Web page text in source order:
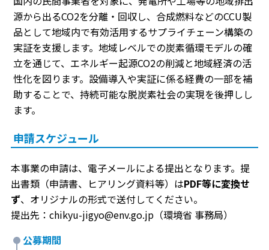
源から出るCO2を分離・回収し、合成燃料などのCCU製
品として地域内で有効活用するサプライチェーン構築の
実証を支援します。地域レベルでの炭素循環モデルの確
立を通じて、エネルギー起源CO2の削減と地域経済の活
性化を図ります。設備導入や実証に係る経費の一部を補
助することで、持続可能な脱炭素社会の実現を後押しし
ます。
申請スケジュール
本事業の申請は、電子メールによる提出となります。提
出書類（申請書、ヒアリング資料等）はPDF等に変換せ
ず、オリジナルの形式で送付してください。
提出先：chikyu-jigyo@env.go.jp（環境省 事務局）
公募期間